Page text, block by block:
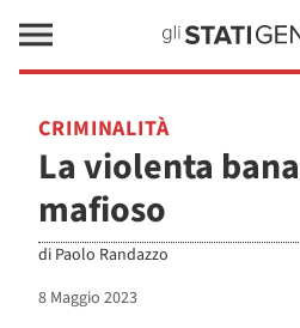
CRIMINALITÀ
La violenta
mafioso
di Paolo Randazzo
8 Maggio 2023